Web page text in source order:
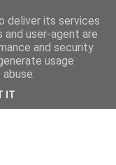
deliver its services
and user-agent are
and security
usage
IT